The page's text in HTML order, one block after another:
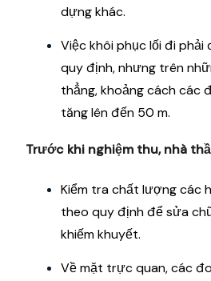
dựng khác.
Việc khôi phục lối đi
quy định, nhưng trên
thẳng, khoảng cách các
tăng lên đến 50 m.
Trước khi nghiệm thu, nhà
Kiểm tra chất lượng các
theo quy định để sửa
khiếm khuyết.
Về mặt trực quan, các